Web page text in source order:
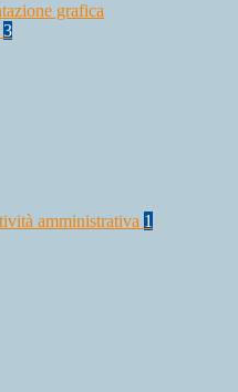
grafica
3
amministrativa 1